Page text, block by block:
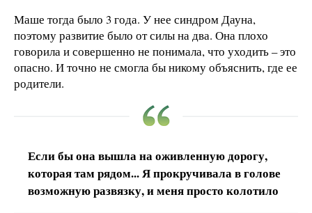
Маше тогда было 3 года. У нее синдром Дауна,
поэтому развитие было от силы на два. Она плохо
говорила и совершенно не понимала, что уходить – это
опасно. И точно не смогла бы никому объяснить, где ее
родители.
Если бы она вышла на оживленную дорогу,
которая там рядом... Я прокручивала в голове
возможную развязку, и меня просто колотило